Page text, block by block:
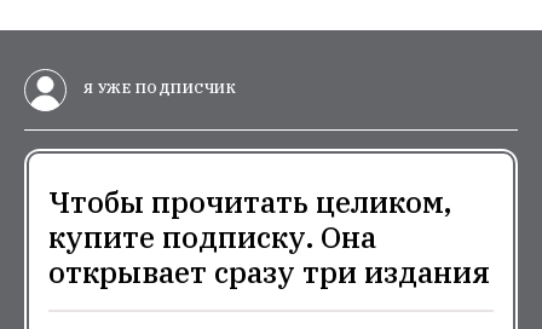
Я УЖЕ ПОДПИСЧИК
Чтобы прочитать целиком,
купите подписку. Она
открывает сразу три издания